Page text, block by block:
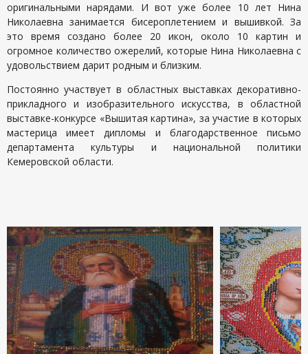
оригинальными нарядами. И вот уже более 10 лет Нина
Николаевна занимается бисероплетением и вышивкой. За
это время создано более 20 икон, около 10 картин и
огромное количество ожерелий, которые Нина Николаевна с
удовольствием дарит родным и близким.
Постоянно участвует в областных выставках декоративно-
прикладного и изобразительного искусства, в областной
выставке-конкурсе «Вышитая картина», за участие в которых
мастерица имеет дипломы и благодарственное письмо
департамента культуры и национальной политики
Кемеровской области.